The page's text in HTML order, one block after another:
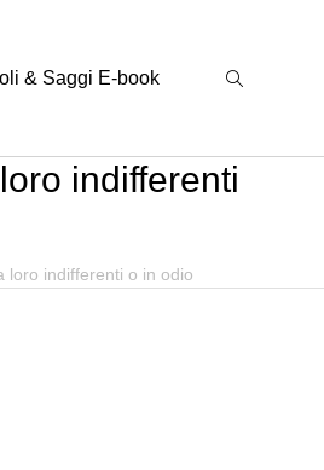
& Saggi E-book
indifferenti
loro indifferenti o in odio